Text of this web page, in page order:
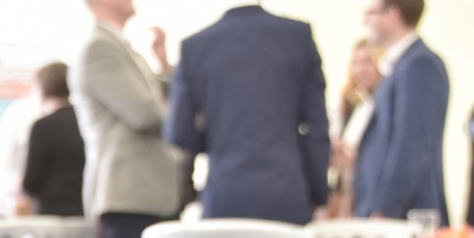
Poczta
Kino
Księgarnia